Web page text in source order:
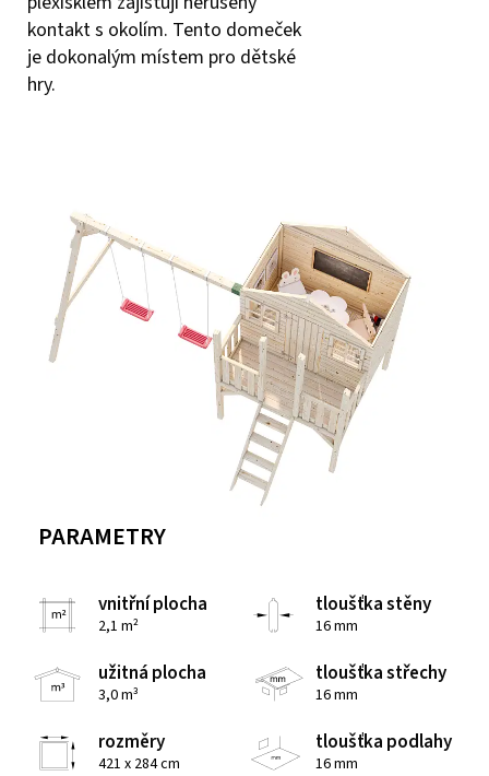
kontakt s okolím. Tento domeček
je dokonalým místem pro dětské
hry.
PARAMETRY
vnitřní plocha
2,1 m²
tloušťka stěny
16 mm
užitná plocha
3,0 m³
tloušťka střechy
16 mm
rozměry
421 x 284 cm
tloušťka podlahy
16 mm